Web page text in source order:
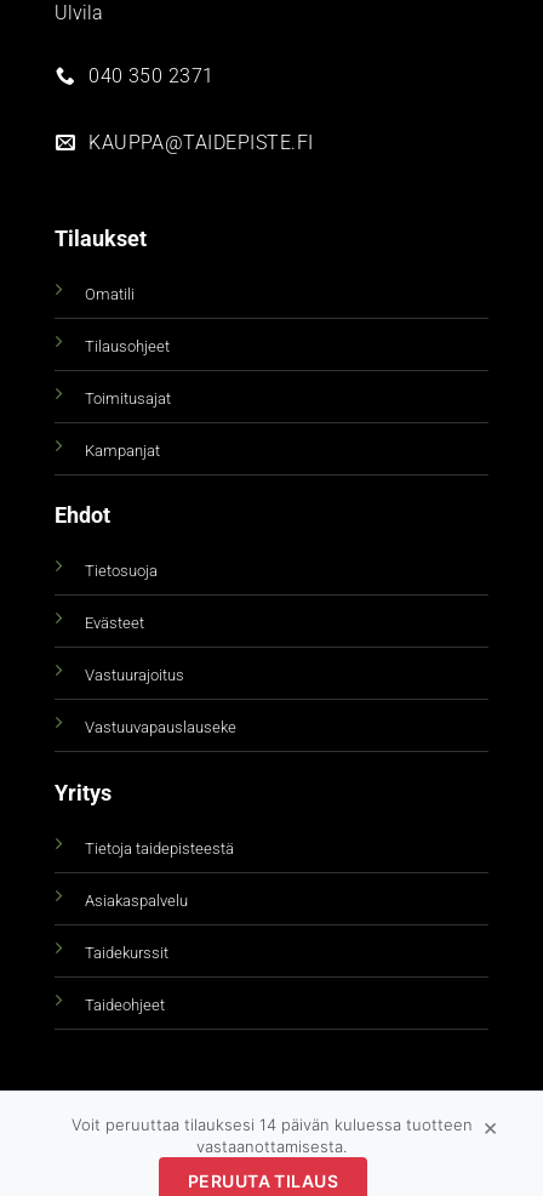
Ulvila
040 350 2371
KAUPPA@TAIDEPISTE.FI
Tilaukset
Omatili
Tilausohjeet
Toimitusajat
Kampanjat
Ehdot
Tietosuoja
Evästeet
Vastuurajoitus
Vastuuvapauslauseke
Yritys
Tietoja taidepisteestä
Asiakaspalvelu
Taidekurssit
Taideohjeet
Copyright 2026 ©taidepiste.fi
Voit peruuttaa tilauksesi 14 päivän kuluessa tuotteen
vastaanottamisesta.
PERUUTA TILAUS
×